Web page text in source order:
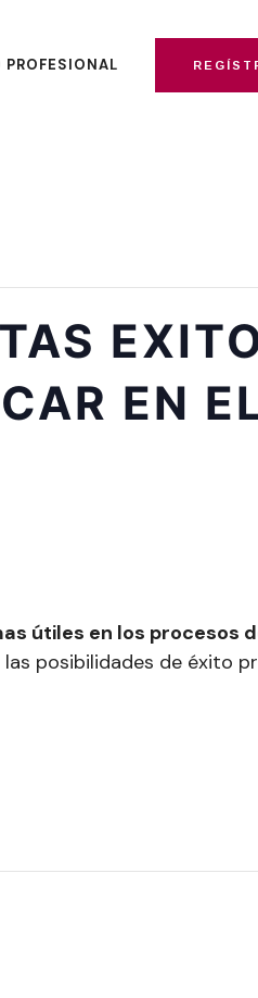
PROFESIONAL
EN
útiles en los procesos
posibilidades de éxito